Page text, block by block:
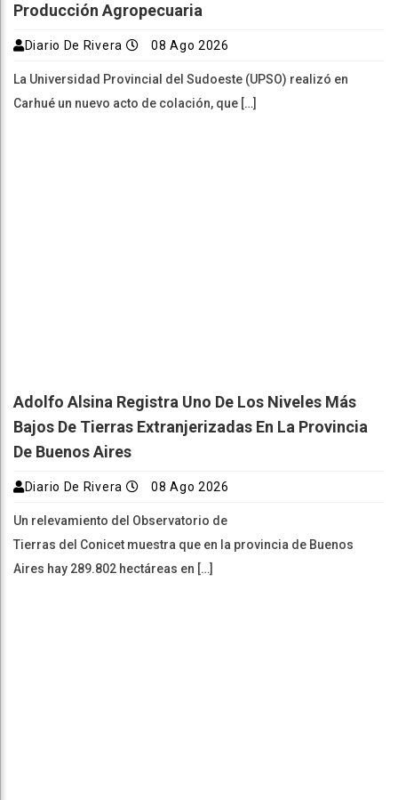
Producción Agropecuaria
Diario De Rivera 08 Ago 2026
La Universidad Provincial del Sudoeste (UPSO) realizó en
Carhué un nuevo acto de colación, que […]
Adolfo Alsina Registra Uno De Los Niveles Más
Bajos De Tierras Extranjerizadas En La Provincia
De Buenos Aires
Diario De Rivera 08 Ago 2026
Un relevamiento del Observatorio de
Tierras del Conicet muestra que en la provincia de Buenos
Aires hay 289.802 hectáreas en […]